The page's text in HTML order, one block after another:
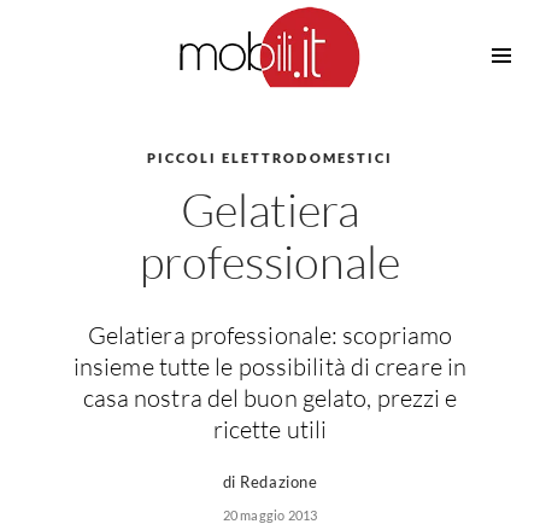
Cucine Design
Cucine Moderne
Cucine Country
Consigli Cucine
Attrezzature Interne
Elettrodomestici
Piscine
Casette in Legno
Amaca
Pergole
Giardinaggio
Piante
PICCOLI ELETTRODOMESTICI
Gelatiera
professionale
Gelatiera professionale: scopriamo
insieme tutte le possibilità di creare in
casa nostra del buon gelato, prezzi e
ricette utili
di Redazione
20 maggio 2013